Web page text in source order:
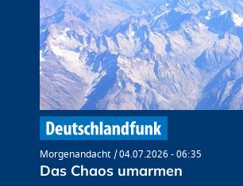
Morgenandacht 04.07.2026 - 06:35
Das Chaos umarmen